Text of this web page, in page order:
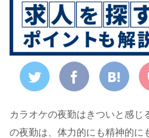
カラオケの夜勤はきついと感じ
の夜勤は、体力的にも精神的に